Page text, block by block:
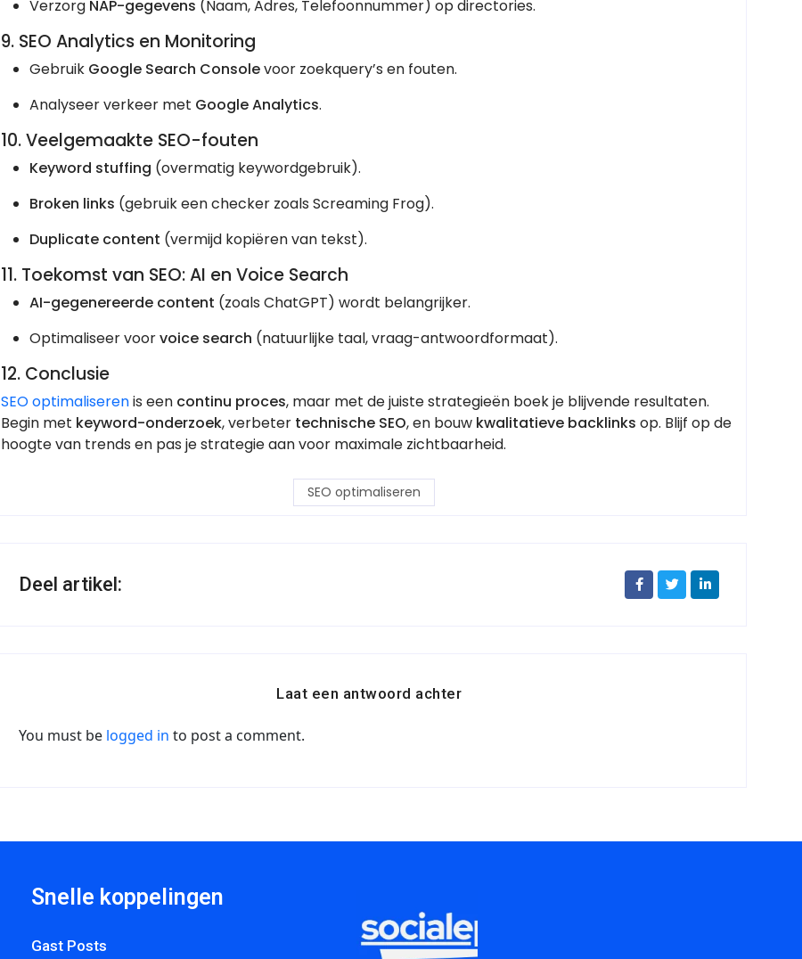
Verzorg NAP-gegevens (Naam, Adres, Telefoonnummer) op directories.
9. SEO Analytics en Monitoring
Gebruik Google Search Consolevoor zoekquery’s en fouten.
Analyseer verkeer met Google Analytics.
10. Veelgemaakte SEO-fouten
Keyword stuffing (overmatig keywordgebruik).
Broken links (gebruik een checker zoals Screaming Frog).
Duplicate content (vermijd kopiëren van tekst).
11. Toekomst van SEO: AI en Voice Search
AI-gegenereerde content (zoals ChatGPT) wordt belangrijker.
Optimaliseer voorvoice search (natuurlijke taal, vraag-antwoordformaat).
12. Conclusie
SEO optimaliserenis een continu proces, maar met de juiste strategieën boek je blijvende resultaten.
Begin met keyword-onderzoek, verbeter technische SEO, en bouw kwalitatieve backlinks op. Blijf op de
hoogte van trends en pas je strategie aan voor maximale zichtbaarheid.
SEO optimaliseren
Deel artikel:
Laat een antwoord achter
You must be logged in to post a comment.
Snelle koppelingen
Gast Posts